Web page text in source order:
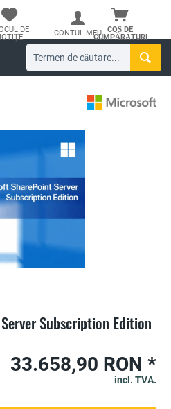
COȘ DE
CUMPĂRĂTURI
DE
CONTUL MEU
Subscription Edition
33.658,90 RON *
incl. TVA.